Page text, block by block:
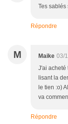
Tes sablés
Répondre
M Maike 03/
J'ai acheté
lisant la
le tien :o)
va
Répondre